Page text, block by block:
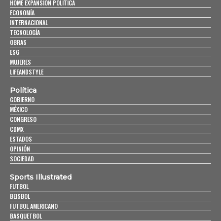
HOME EXPANSIÓN POLITICA
ECONOMÍA
INTERNACIONAL
TECNOLOGÍA
OBRAS
ESG
MUJERES
LIFEANDSTYLE
Política
GOBIERNO
MÉXICO
CONGRESO
CDMX
ESTADOS
OPINIÓN
SOCIEDAD
Sports Illustrated
FUTBOL
BEISBOL
FUTBOL AMERICANO
BASQUETBOL